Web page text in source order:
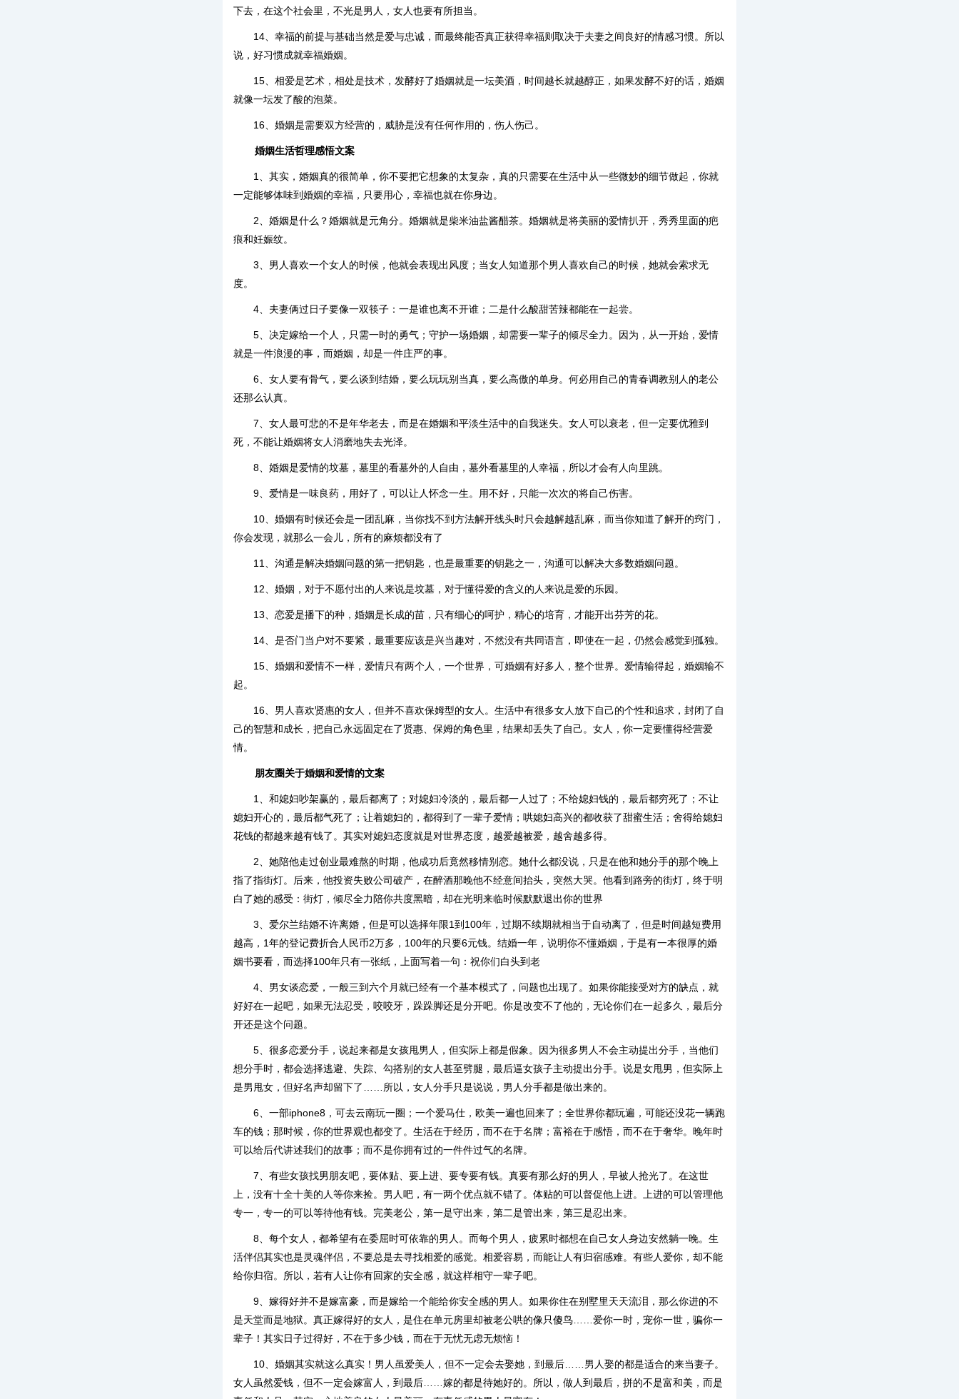
下去，在这个社会里，不光是男人，女人也要有所担当。
14、幸福的前提与基础当然是爱与忠诚，而最终能否真正获得幸福则取决于夫妻之间良好的情感习惯。所以
说，好习惯成就幸福婚姻。
15、相爱是艺术，相处是技术，发酵好了婚姻就是一坛美酒，时间越长就越醇正，如果发酵不好的话，婚姻
就像一坛发了酸的泡菜。
16、婚姻是需要双方经营的，威胁是没有任何作用的，伤人伤己。
婚姻生活哲理感悟文案
1、其实，婚姻真的很简单，你不要把它想象的太复杂，真的只需要在生活中从一些微妙的细节做起，你就
一定能够体味到婚姻的幸福，只要用心，幸福也就在你身边。
2、婚姻是什么？婚姻就是元角分。婚姻就是柴米油盐酱醋茶。婚姻就是将美丽的爱情扒开，秀秀里面的疤
痕和妊娠纹。
3、男人喜欢一个女人的时候，他就会表现出风度；当女人知道那个男人喜欢自己的时候，她就会索求无
度。
4、夫妻俩过日子要像一双筷子：一是谁也离不开谁；二是什么酸甜苦辣都能在一起尝。
5、决定嫁给一个人，只需一时的勇气；守护一场婚姻，却需要一辈子的倾尽全力。因为，从一开始，爱情
就是一件浪漫的事，而婚姻，却是一件庄严的事。
6、女人要有骨气，要么谈到结婚，要么玩玩别当真，要么高傲的单身。何必用自己的青春调教别人的老公
还那么认真。
7、女人最可悲的不是年华老去，而是在婚姻和平淡生活中的自我迷失。女人可以衰老，但一定要优雅到
死，不能让婚姻将女人消磨地失去光泽。
8、婚姻是爱情的坟墓，墓里的看墓外的人自由，墓外看墓里的人幸福，所以才会有人向里跳。
9、爱情是一味良药，用好了，可以让人怀念一生。用不好，只能一次次的将自己伤害。
10、婚姻有时候还会是一团乱麻，当你找不到方法解开线头时只会越解越乱麻，而当你知道了解开的窍门，
你会发现，就那么一会儿，所有的麻烦都没有了
11、沟通是解决婚姻问题的第一把钥匙，也是最重要的钥匙之一，沟通可以解决大多数婚姻问题。
12、婚姻，对于不愿付出的人来说是坟墓，对于懂得爱的含义的人来说是爱的乐园。
13、恋爱是播下的种，婚姻是长成的苗，只有细心的呵护，精心的培育，才能开出芬芳的花。
14、是否门当户对不要紧，最重要应该是兴当趣对，不然没有共同语言，即使在一起，仍然会感觉到孤独。
15、婚姻和爱情不一样，爱情只有两个人，一个世界，可婚姻有好多人，整个世界。爱情输得起，婚姻输不
起。
16、男人喜欢贤惠的女人，但并不喜欢保姆型的女人。生活中有很多女人放下自己的个性和追求，封闭了自
己的智慧和成长，把自己永远固定在了贤惠、保姆的角色里，结果却丢失了自己。女人，你一定要懂得经营爱
情。
朋友圈关于婚姻和爱情的文案
1、和媳妇吵架赢的，最后都离了；对媳妇冷淡的，最后都一人过了；不给媳妇钱的，最后都穷死了；不让
媳妇开心的，最后都气死了；让着媳妇的，都得到了一辈子爱情；哄媳妇高兴的都收获了甜蜜生活；舍得给媳妇
花钱的都越来越有钱了。其实对媳妇态度就是对世界态度，越爱越被爱，越舍越多得。
2、她陪他走过创业最难熬的时期，他成功后竟然移情别恋。她什么都没说，只是在他和她分手的那个晚上
指了指街灯。后来，他投资失败公司破产，在醉酒那晚他不经意间抬头，突然大哭。他看到路旁的街灯，终于明
白了她的感受：街灯，倾尽全力陪你共度黑暗，却在光明来临时候默默退出你的世界
3、爱尔兰结婚不许离婚，但是可以选择年限1到100年，过期不续期就相当于自动离了，但是时间越短费用
越高，1年的登记费折合人民币2万多，100年的只要6元钱。结婚一年，说明你不懂婚姻，于是有一本很厚的婚
姻书要看，而选择100年只有一张纸，上面写着一句：祝你们白头到老
4、男女谈恋爱，一般三到六个月就已经有一个基本模式了，问题也出现了。如果你能接受对方的缺点，就
好好在一起吧，如果无法忍受，咬咬牙，跺跺脚还是分开吧。你是改变不了他的，无论你们在一起多久，最后分
开还是这个问题。
5、很多恋爱分手，说起来都是女孩甩男人，但实际上都是假象。因为很多男人不会主动提出分手，当他们
想分手时，都会选择逃避、失踪、勾搭别的女人甚至劈腿，最后逼女孩子主动提出分手。说是女甩男，但实际上
是男甩女，但好名声却留下了……所以，女人分手只是说说，男人分手都是做出来的。
6、一部iphone8，可去云南玩一圈；一个爱马仕，欧美一遍也回来了；全世界你都玩遍，可能还没花一辆跑
车的钱；那时候，你的世界观也都变了。生活在于经历，而不在于名牌；富裕在于感悟，而不在于奢华。晚年时
可以给后代讲述我们的故事；而不是你拥有过的一件件过气的名牌。
7、有些女孩找男朋友吧，要体贴、要上进、要专要有钱。真要有那么好的男人，早被人抢光了。在这世
上，没有十全十美的人等你来捡。男人吧，有一两个优点就不错了。体贴的可以督促他上进。上进的可以管理他
专一，专一的可以等待他有钱。完美老公，第一是守出来，第二是管出来，第三是忍出来。
8、每个女人，都希望有在委屈时可依靠的男人。而每个男人，疲累时都想在自己女人身边安然躺一晚。生
活伴侣其实也是灵魂伴侣，不要总是去寻找相爱的感觉。相爱容易，而能让人有归宿感难。有些人爱你，却不能
给你归宿。所以，若有人让你有回家的安全感，就这样相守一辈子吧。
9、嫁得好并不是嫁富豪，而是嫁给一个能给你安全感的男人。如果你住在别墅里天天流泪，那么你进的不
是天堂而是地狱。真正嫁得好的女人，是住在单元房里却被老公哄的像只傻鸟……爱你一时，宠你一世，骗你一
辈子！其实日子过得好，不在于多少钱，而在于无忧无虑无烦恼！
10、婚姻其实就这么真实！男人虽爱美人，但不一定会去娶她，到最后……男人娶的都是适合的来当妻子。
女人虽然爱钱，但不一定会嫁富人，到最后……嫁的都是待她好的。所以，做人到最后，拼的不是富和美，而是